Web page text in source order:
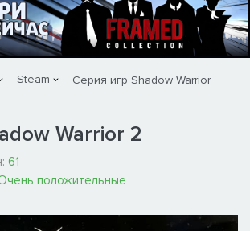
Steam Серия игр Shadow Warrior
Warrior 2
61
положительные